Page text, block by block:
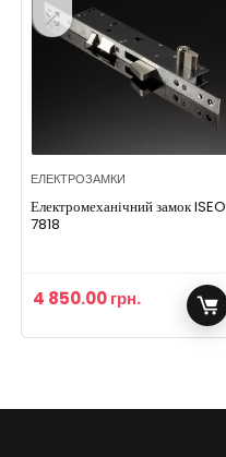
ЕЛЕКТРОЗАМКИ
Електромеханічний замок ISEO
7818
4 850.00грн.